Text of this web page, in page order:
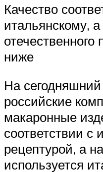
Качество
итальянскому,
отечественного
ниже
На
российские
макаронные
соответствии с
рецептурой, а
используется